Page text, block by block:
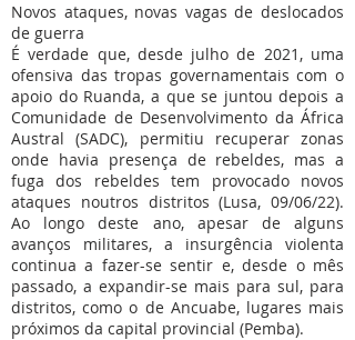
Novos ataques, novas vagas de deslocados
de guerra
É verdade que, desde julho de 2021, uma
ofensiva das tropas governamentais com o
apoio do Ruanda, a que se juntou depois a
Comunidade de Desenvolvimento da África
Austral (SADC), permitiu recuperar zonas
onde havia presença de rebeldes, mas a
fuga dos rebeldes tem provocado novos
ataques noutros distritos (Lusa, 09/06/22).
Ao longo deste ano, apesar de alguns
avanços militares, a insurgência violenta
continua a fazer-se sentir e, desde o mês
passado, a expandir-se mais para sul, para
distritos, como o de Ancuabe, lugares mais
próximos da capital provincial (Pemba).